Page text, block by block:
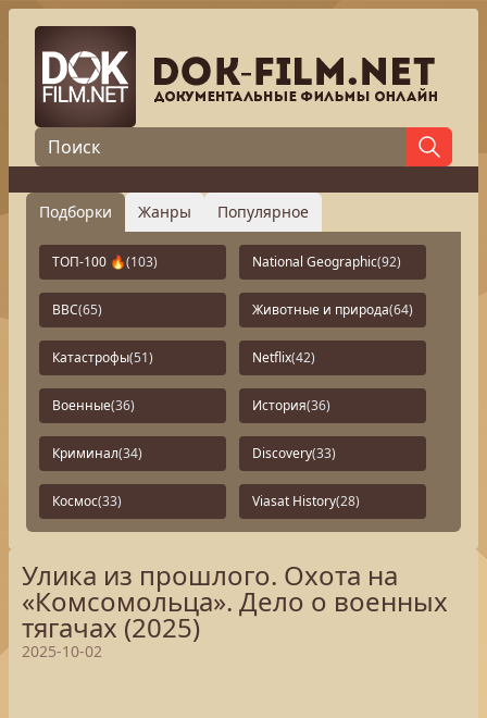
Подборки Жанры Популярное
ТОП-100 🔥(103) National Geographic(92)
BBC(65) Животные и природа(64)
Катастрофы(51) Netflix(42)
Военные(36) История(36)
Криминал(34) Discovery(33)
Космос(33) Viasat History(28)
Улика из прошлого. Охота на
«Комсомольца». Дело о военных
тягачах (2025)
2025-10-02